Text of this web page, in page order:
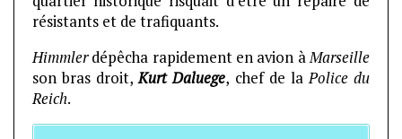
résistants et de trafiquants.
Himmlerdépêcha rapidement en avion àMarseille
son bras droit,Kurt Daluege, chef de laPolice du
Reich.